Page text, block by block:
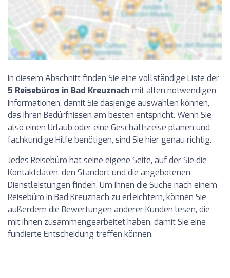
In diesem Abschnitt finden Sie eine vollständige Liste der
5 Reisebüros in Bad Kreuznach mit allen notwendigen
Informationen, damit Sie dasjenige auswählen können,
das Ihren Bedürfnissen am besten entspricht. Wenn Sie
also einen Urlaub oder eine Geschäftsreise planen und
fachkundige Hilfe benötigen, sind Sie hier genau richtig.
Jedes Reisebüro hat seine eigene Seite, auf der Sie die
Kontaktdaten, den Standort und die angebotenen
Dienstleistungen finden. Um Ihnen die Suche nach einem
Reisebüro in Bad Kreuznach zu erleichtern, können Sie
außerdem die Bewertungen anderer Kunden lesen, die
mit ihnen zusammengearbeitet haben, damit Sie eine
fundierte Entscheidung treffen können.